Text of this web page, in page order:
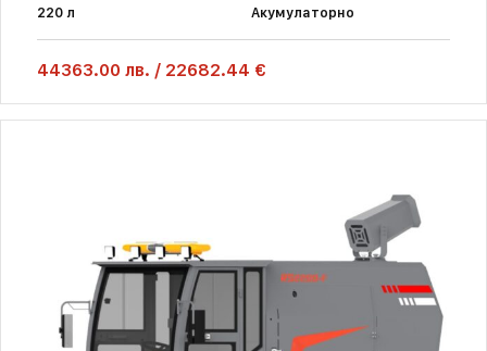
220 л Акумулаторно
44363.00 лв. / 22682.44 €